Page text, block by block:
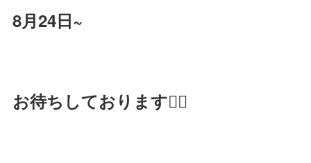
8月24日~
お待ちしております🙇‍♂️